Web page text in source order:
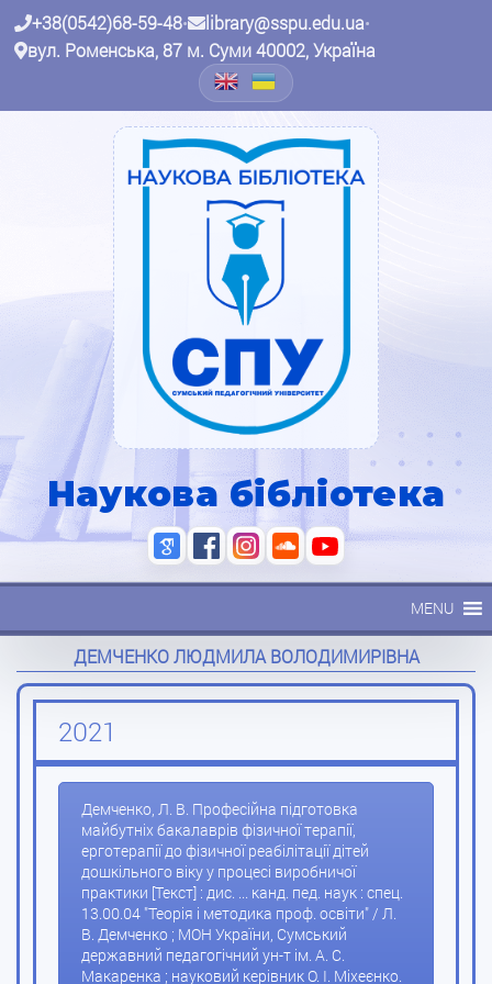
+38(0542)68-59-48• library@sspu.edu.ua•
вул. Роменська, 87 м. Суми 40002, Україна
Наукова бібліотека
MENU
ДЕМЧЕНКО ЛЮДМИЛА ВОЛОДИМИРІВНА
2021
Демченко, Л. В. Професійна підготовка
майбутніх бакалаврів фізичної терапії,
ерготерапії до фізичної реабілітації дітей
дошкільного віку у процесі виробничої
практики [Текст] : дис. ... канд. пед. наук : спец.
13.00.04 "Теорія і методика проф. освіти" / Л.
В. Демченко ; МОН України, Сумський
державний педагогічний ун-т ім. А. С.
Макаренка ; науковий керівник О. І. Міхеєнко.